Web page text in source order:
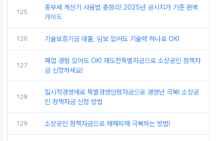
125
종부세 계산기 사용법 총정리! 2025년 공시지가 기준 완벽
가이드
126 기술보증기금 대출, 담보 없어도 기술력 하나로 OK!
127
폐업 경험 있어도 OK! 재도전특별자금으로 소상공인 정책자
금 신청하세요!
128
일시적경영애로 특별경영안정자금으로 경영난 극복! 소상공
인 정책자금 신청 방법
129 소상공인 정책자금으로 재해피해 극복하는 방법!